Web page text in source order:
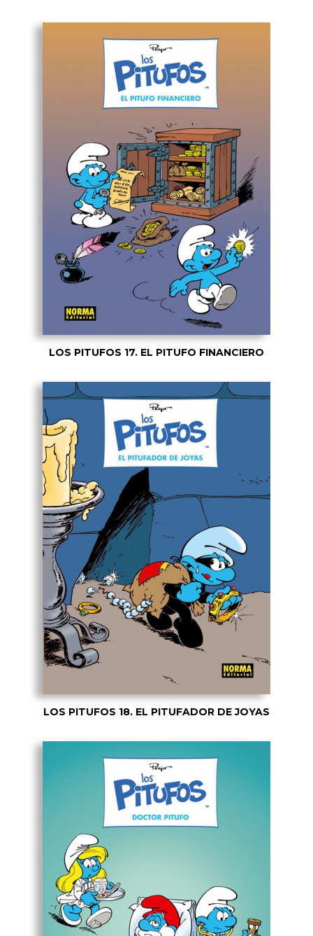
LOS PITUFOS 17. EL PITUFO FINANCIERO
LOS PITUFOS 18. EL PITUFADOR DE JOYAS